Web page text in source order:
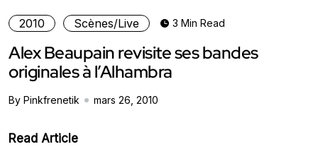
2010 Scènes/Live 3 Min Read
Alex Beaupain revisite ses bandes
originales à l’Alhambra
By Pinkfrenetik mars 26, 2010
Read Article